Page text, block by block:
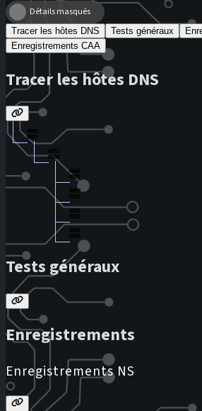
Détails masqués
Tracer les hôtes DNS Tests généraux
Enregistrements CAA
Tracer les hôtes DNS
Tests généraux
Enregistrements
Enregistrements NS